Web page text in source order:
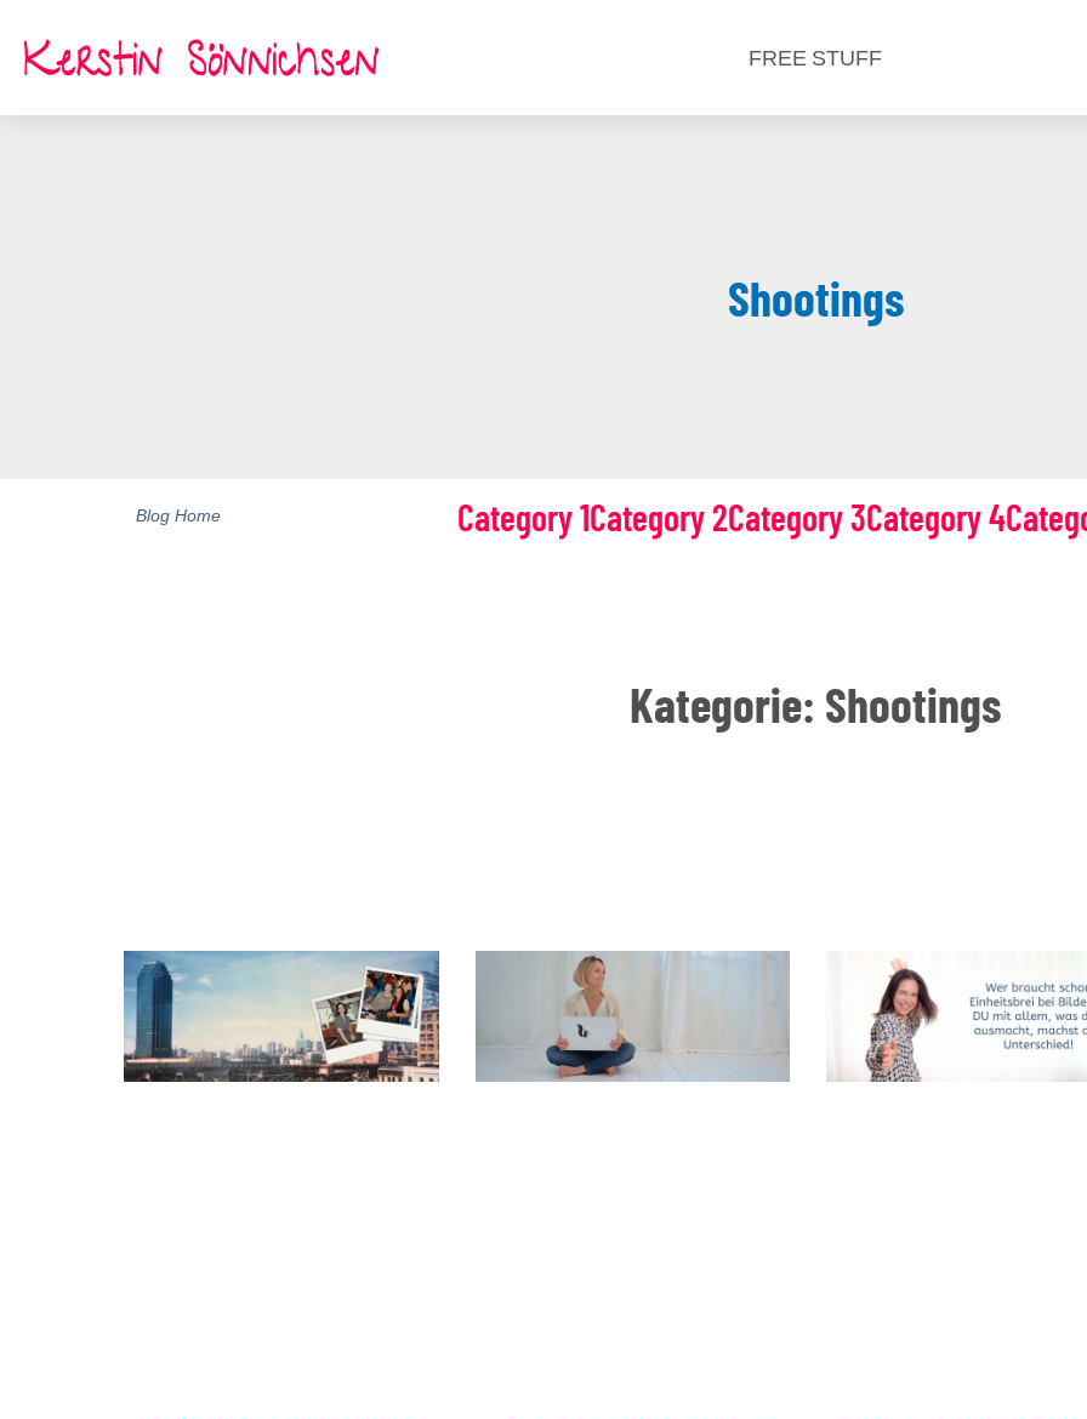
Inhalt
springen
FREE STUFF
Shootings
Blog Home Category 1Category 2Category 3Category 4
Kategorie: Shootings